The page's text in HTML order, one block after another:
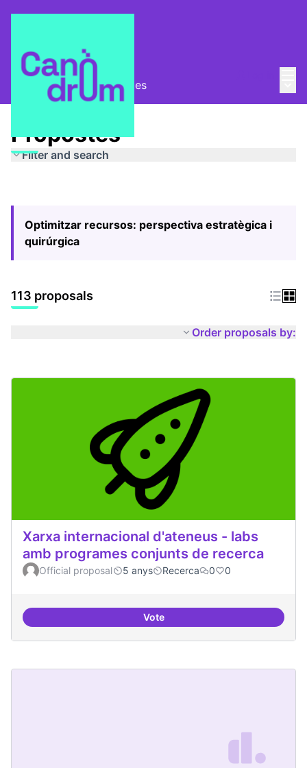
Pla Estratègic Propostes
Propostes
Filter and search
Optimitzar recursos: perspectiva estratègica i
quirúrgica
113 proposals
Order proposals by:
Xarxa internacional d'ateneus - labs
amb programes conjunts de recerca
Official proposal 5 anys Recerca 0 0
VoteXarxa internacional d'ateneus -